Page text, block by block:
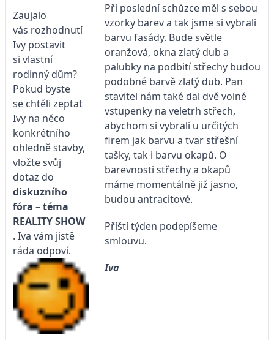
Zaujalo
vás rozhodnutí
Ivy postavit
si vlastní
rodinný dům?
Pokud byste
se chtěli zeptat
Ivy na něco
konkrétního
ohledně stavby,
vložte svůj
dotaz do
diskuzního
fóra – téma
REALITY SHOW
. Iva vám jistě
ráda odpoví.
Při poslední schůzce měl s sebou
vzorky barev a tak jsme si vybrali
barvu fasády. Bude světle
oranžová, okna zlatý dub a
palubky na podbití střechy budou
podobné barvě zlatý dub. Pan
stavitel nám také dal dvě volné
vstupenky na veletrh střech,
abychom si vybrali u určitých
firem jak barvu a tvar střešní
tašky, tak i barvu okapů. O
barevnosti střechy a okapů
máme momentálně již jasno,
budou antracitové.
Příští týden podepíšeme
smlouvu.
Iva